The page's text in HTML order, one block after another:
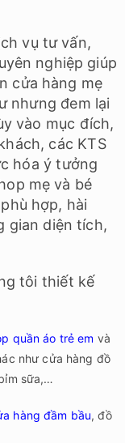
vụ tư vấn,
nghiệp giúp
cửa hàng mẹ
nhưng đem lại
vào mục đích,
các KTS
hóa ý tưởng
mẹ và bé
hợp, hài
gian diện tích,
tôi thiết kế
quần áo trẻ em và
nhưcửa hàng đồ
sữa,…
hàng đầm bầu, đồ